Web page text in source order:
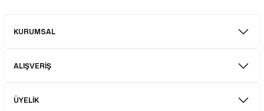
KURUMSAL
ALIŞVERİŞ
ÜYELİK